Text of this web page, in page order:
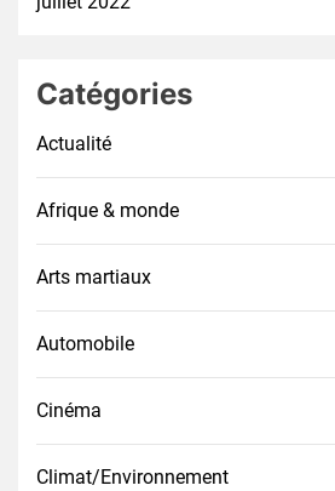
Catégories
Actualité
Afrique & monde
Arts martiaux
Automobile
Cinéma
Climat/Environnement